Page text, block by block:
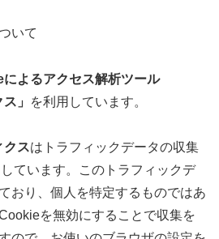
いて
よるアクセス解析ツール
」
を利用しています。
クスはトラフィックデータの収集
ています。このトラフィックデ
おり、個人を特定するものではあ
を無効にすることで収集を